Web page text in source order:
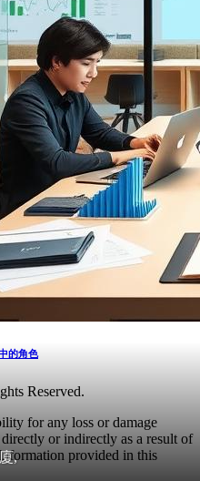
,
的角色
Reserved.
for any loss or damage
or indirectly as a result of
provided in this